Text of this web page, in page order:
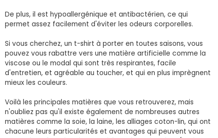
De plus, il est hypoallergénique et antibactérien, ce qui
permet assez facilement d'éviter les odeurs corporelles.
Si vous cherchez, un t-shirt à porter en toutes saisons, vous
pouvez vous rabattre vers une matière artificielle comme la
viscose ou le modal qui sont très respirantes, facile
d'entretien, et agréable au toucher, et qui en plus imprègnent
mieux les couleurs.
Voilà les principales matières que vous retrouverez, mais
n'oubliez pas qu'il existe également de nombreuses autres
matières comme la soie, la laine, les alliages coton-lin, qui ont
chacune leurs particularités et avantages qui peuvent vous